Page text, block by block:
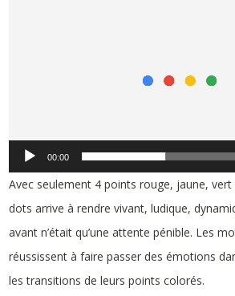
00:00
Avec seulement 4 points rouge, jaune,
dots arrive à rendre vivant, ludique,
avant n’était qu’une attente pénible. Les
réussissent à faire passer des émotions
les transitions de leurs points colorés.